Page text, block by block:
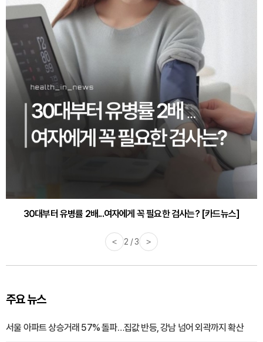
30대부터 유병률 2배...여자에게 꼭 필요한 검사는? [카드뉴스]
감기·독감 예방하고 면역력 높이는 4가지 영양제 [카드뉴스]
< 2 / 3 >
주요 뉴스
서울 아파트 상승거래 57% 돌파…집값 반등, 강남 넘어 외곽까지 확산